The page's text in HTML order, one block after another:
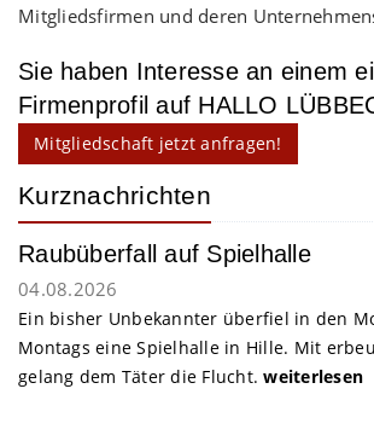
Mitgliedsfirmen und deren
Sie haben Interesse an einem
Firmenprofil auf HALLO
Mitgliedschaft jetzt anfragen!
Kurznachrichten
Raubüberfall auf Spielhalle
04.08.2026
Ein bisher Unbekannter überfiel in den
Montags eine Spielhalle in Hille. Mit
gelang dem Täter die Flucht.weiterlesen